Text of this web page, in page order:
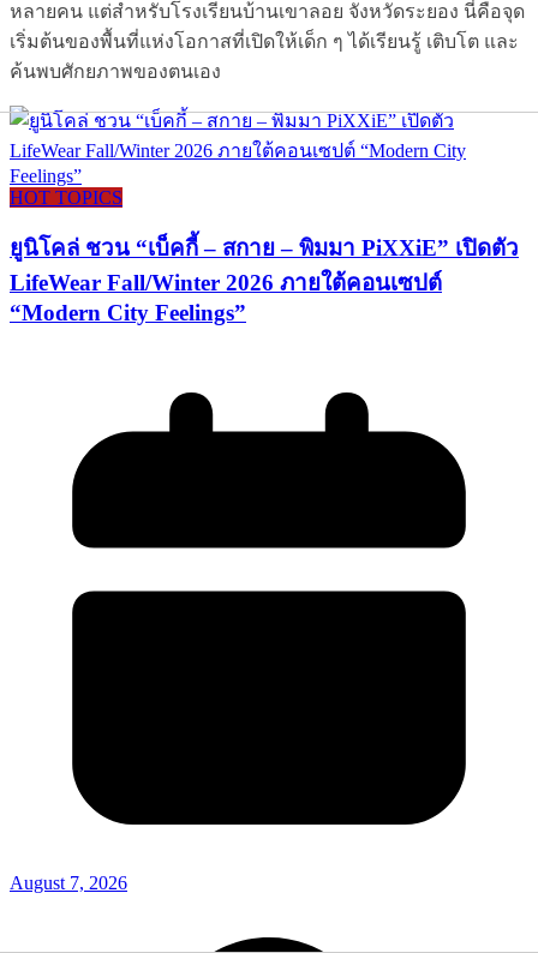
หลายคน แต่สำหรับโรงเรียนบ้านเขาลอย จังหวัดระยอง นี่คือจุด
เริ่มต้นของพื้นที่แห่งโอกาสที่เปิดให้เด็ก ๆ ได้เรียนรู้ เติบโต และ
ค้นพบศักยภาพของตนเอง
HOT TOPICS
ยูนิโคล่ ชวน “เบ็คกี้ – สกาย – พิมมา PiXXiE” เปิดตัว
LifeWear Fall/Winter 2026 ภายใต้คอนเซปต์
“Modern City Feelings”
August 7, 2026